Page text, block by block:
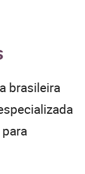
brasileira